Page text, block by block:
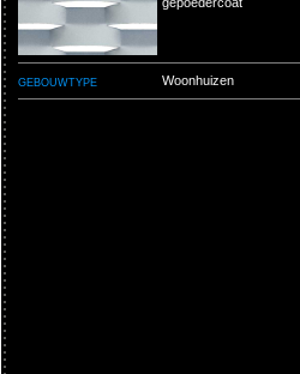
gebouwtype Woonhuizen